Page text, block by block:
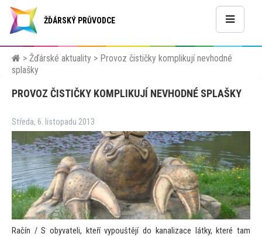
ŽĎÁRSKÝ PRŮVODCE
> Žďárské aktuality > Provoz čističky komplikují nevhodné
splašky
PROVOZ ČISTIČKY KOMPLIKUJÍ NEVHODNÉ SPLAŠKY
Středa, 6. listopadu 2013
Račín / S obyvateli, kteří vypouštějí do kanalizace látky, které tam